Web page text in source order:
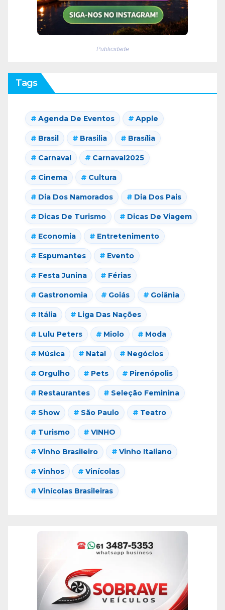
Publicidade
Tags
Agenda De Eventos Apple
Brasil Brasilia Brasília
Carnaval Carnaval2025
Cinema Cultura
Dia Dos Namorados Dia Dos Pais
Dicas De Turismo Dicas De Viagem
Economia Entretenimento
Espumantes Evento
Festa Junina Férias
Gastronomia Goiás Goiânia
Itália Liga Das Nações
Lulu Peters Miolo Moda
Música Natal Negócios
Orgulho Pets Pirenópolis
Restaurantes Seleção Feminina
Show São Paulo Teatro
Turismo VINHO
Vinho Brasileiro Vinho Italiano
Vinhos Vinícolas
Vinícolas Brasileiras